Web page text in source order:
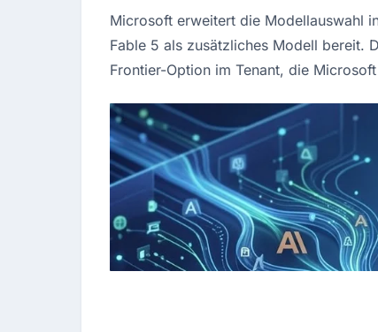
Microsoft erweitert die Modellauswahl
Fable 5 als zusätzliches Modell bereit.
Frontier-Option im Tenant, die